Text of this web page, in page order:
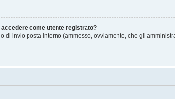
accedere come utente registrato?
invio posta interno (ammesso, ovviamente, che gli